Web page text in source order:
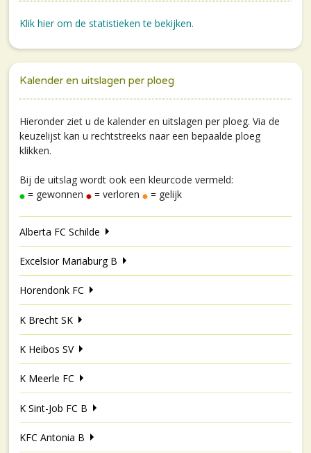
Klik hier om de statistieken te bekijken.
Kalender en uitslagen per ploeg
Hieronder ziet u de kalender en uitslagen per ploeg. Via de
keuzelijst kan u rechtstreeks naar een bepaalde ploeg
klikken.
Bij de uitslag wordt ook een kleurcode vermeld:
= gewonnen
= verloren = gelijk
Alberta FC Schilde
Excelsior Mariaburg B
Horendonk FC
K Brecht SK
K Heibos SV
K Meerle FC
K Sint-Job FC B
KFC Antonia B